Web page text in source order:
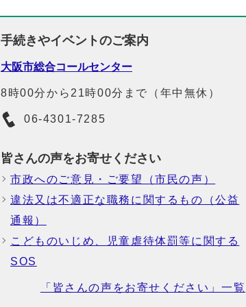
手続きやイベントのご案内
大阪市総合コールセンター
8時00分から21時00分まで（年中無休）
06-4301-7285
皆さんの声をお寄せください
市政へのご意見・ご要望（市民の声）
違法又は不適正な職務に関するもの（公益
通報）
こどものいじめ、児童虐待体罰等に関する
SOS
「皆さんの声をお寄せください」一覧